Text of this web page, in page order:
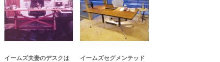
イームズ夫妻のデスクは
イームズセグメンテッド